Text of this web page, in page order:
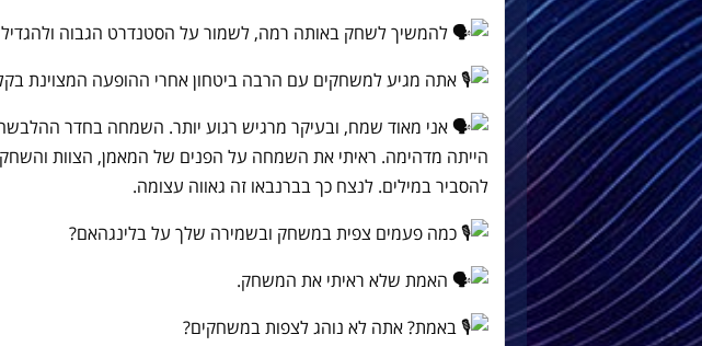
להמשיך לשחק באותה רמה, לשמור על הסטנדרט הגבוה
אתה מגיע למשחקים עם הרבה ביטחון אחרי ההופעה המצוינת
אני מאוד שמח, ובעיקר מרגיש רגוע יותר. השמחה בחדר ההלבשה
הייתה מדהימה. ראיתי את השמחה על הפנים של המאמן, הצוות
להסביר במילים. לנצח כך בברנבאו זה גאווה עצומה.
כמה פעמים צפית במשחק ובשמירה שלך על בלינגהאם?
האמת שלא ראיתי את המשחק.
באמת? אתה לא נוהג לצפות במשחקים?